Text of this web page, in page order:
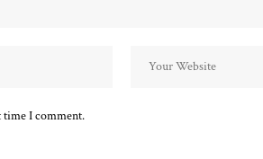
time I comment.